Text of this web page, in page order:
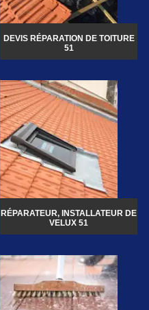
DEVIS RÉPARATION DE TOITURE
51
RÉPARATEUR, INSTALLATEUR DE
VELUX 51